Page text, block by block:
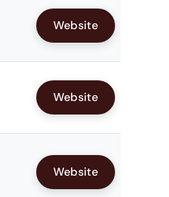
Website
Website
Website